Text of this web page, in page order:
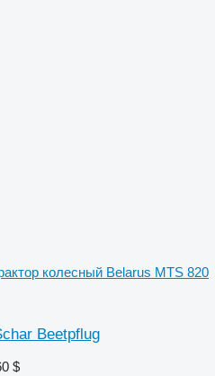
колесный Belarus MTS 820
Beetpflug
$